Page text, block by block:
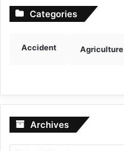
Categories
Accident Agriculture
Archives Archives